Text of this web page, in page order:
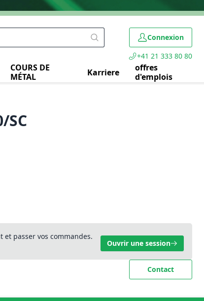
Connexion
+41 21 333 80 80
COURS DE
MÉTAL
Karriere
offres
d'emplois
SC
passer vos commandes.
Ouvrir une session
Contact